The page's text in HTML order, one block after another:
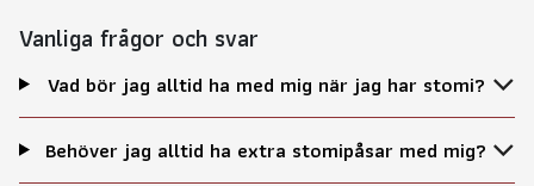
Vanliga frågor och svar
Vad bör jag alltid ha med mig när jag har stomi?
Behöver jag alltid ha extra stomipåsar med mig?